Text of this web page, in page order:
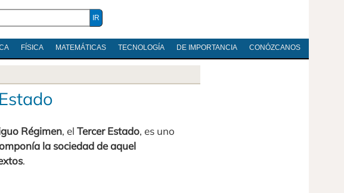
FÍSICA MATEMÁTICAS TECNOLOGÍA DE IMPORTANCIA CONÓZCANOS
Régimen, el Tercer Estado, es uno
la sociedad de aquel
.